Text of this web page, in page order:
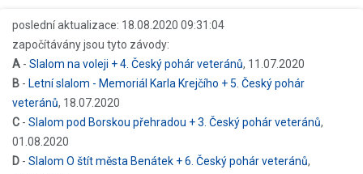
poslední aktualizace: 18.08.2020 09:31:04
započítávány jsou tyto závody:
A - Slalom na voleji + 4. Český pohár veteránů, 11.07.2020
B - Letní slalom - Memoriál Karla Krejčího + 5. Český pohár
veteránů, 18.07.2020
C - Slalom pod Borskou přehradou + 3. Český pohár veteránů,
01.08.2020
D - Slalom O štít města Benátek + 6. Český pohár veteránů,